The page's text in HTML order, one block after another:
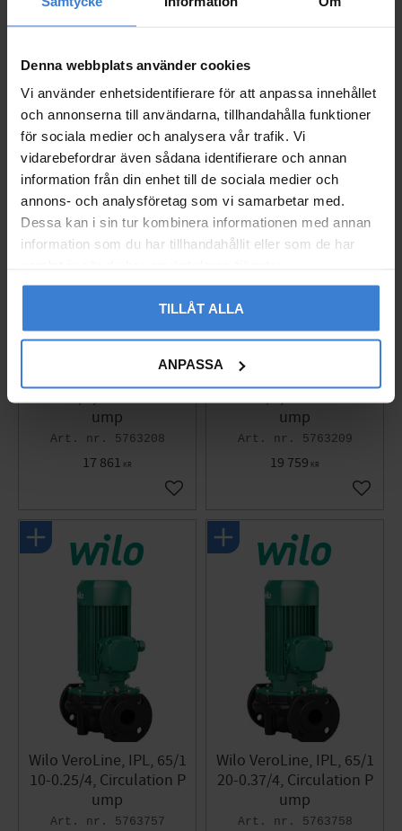
Denna webbplats använder cookies
Vi använder enhetsidentifierare för att anpassa innehållet
och annonserna till användarna, tillhandahålla funktioner
för sociala medier och analysera vår trafik. Vi
vidarebefordrar även sådana identifierare och annan
information från din enhet till de sociala medier och
annons- och analysföretag som vi samarbetar med.
Dessa kan i sin tur kombinera informationen med annan
information som du har tillhandahållit eller som de har
TILLÅT ALLA
ANPASSA
05-0.12/4, Circulation P
Add to favorites Add
30-0.37/4, Circulation P
ump
5763208
17 861 KR
Add to favorites
Wilo VeroLine, IPL, 50/1
60-0.55/4, Circulation P
ump
5763209
19 759 KR
Add
Wilo VeroLine, IPL, 65/1
10-0.25/4, Circulation P
ump
5763757
Wilo VeroLine, IPL, 65/1
20-0.37/4, Circulation P
ump
5763758